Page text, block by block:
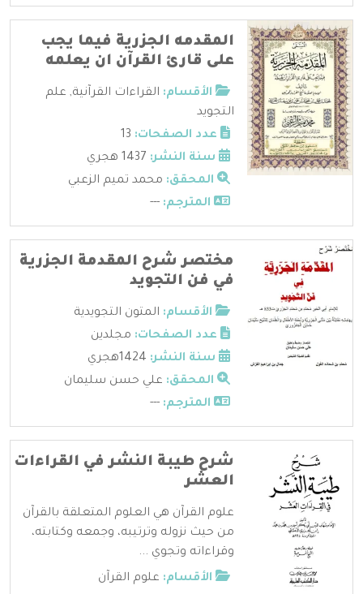
المقدمه الجزرية فيما يجب
على قارئ القرآن ان يعلمه
الأقسام: القراءات القرآنية, علم
التجويد
عدد الصفحات:
سنة النشر:
المحقق: محمد تميم الزعبي
المترجم: ---
مختصر شرح المقدمة الجزرية
في فن التجويد
الأقسام: المتون التجويدية
عدد الصفحات: مجلدين
سنة النشر:
المحقق: علي حسن سليمان
المترجم: ---
شرح طيبة النشر في القراءات
العشر
علوم القرآن هي العلوم المتعلقة بالقرآن
من حيث نزوله وترتيبه، وجمعه وكتابته،
وقراءاته وتجوي ...
الأقسام: علوم القرآن